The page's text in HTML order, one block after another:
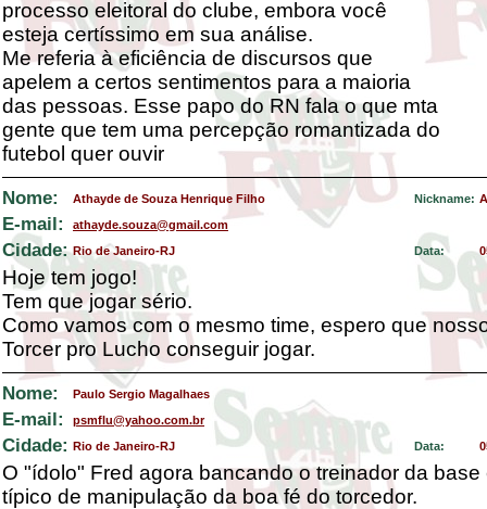
processo eleitoral do clube, embora você
esteja certíssimo em sua análise.
Me referia à eficiência de discursos que
apelem a certos sentimentos para a maioria
das pessoas. Esse papo do RN fala o que mta
gente que tem uma percepção romantizada do
futebol quer ouvir
Nome: Athayde de Souza Henrique Filho Nickname:
E-mail: athayde.souza@gmail.com
Cidade: Rio de Janeiro-RJ Data:
Hoje tem jogo!
Tem que jogar sério.
Como vamos com o mesmo time, espero que
Torcer pro Lucho conseguir jogar.
Nome: Paulo Sergio Magalhaes
E-mail: psmflu@yahoo.com.br
Cidade: Rio de Janeiro-RJ Data:
O "ídolo" Fred agora bancando o treinador da
típico de manipulação da boa fé do torcedor.